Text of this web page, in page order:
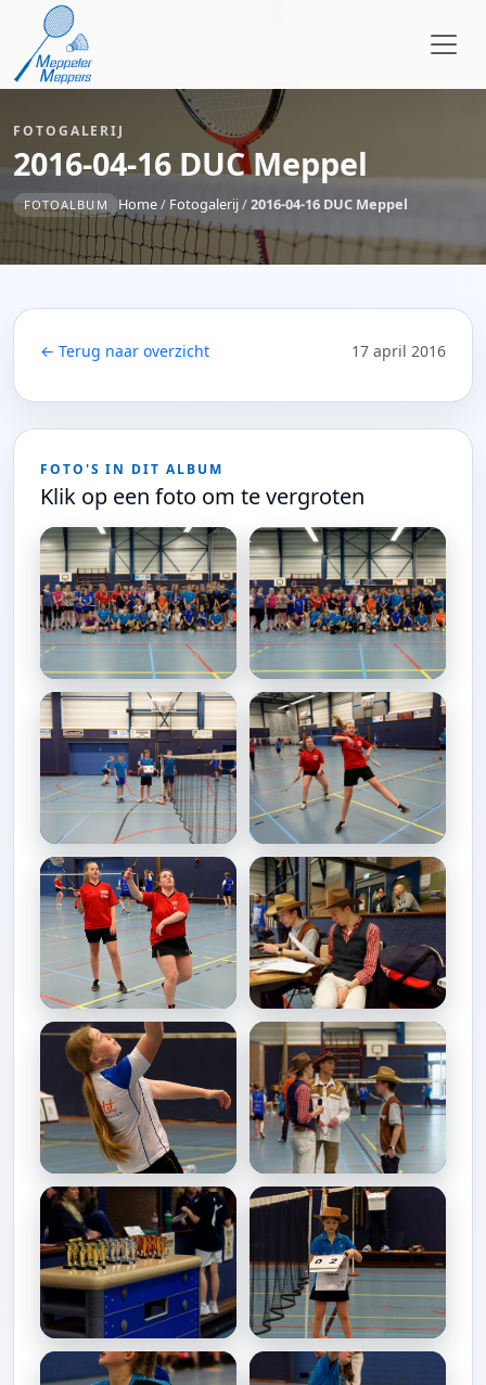
FOTOGALERIJ
2016-04-16 DUC Meppel
FOTOALBUM Home/ Fotogalerij/2016-04-16 DUC Meppel
← Terug naar overzicht 17 april 2016
FOTO'S IN DIT ALBUM
Klik op een foto om te vergroten